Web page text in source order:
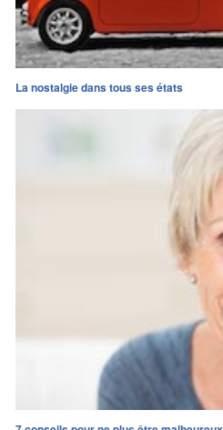
La nostalgie dans tous ses états